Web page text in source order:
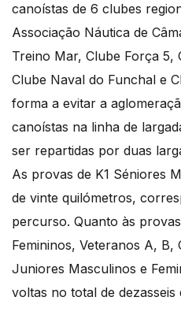
canoístas de 6 clubes
Associação Náutica de
Treino Mar, Clube Força 5,
Clube Naval do Funchal e
forma a evitar a
canoístas na linha de
ser repartidas por duas
As provas de K1 Séniores
de vinte quilómetros,
percurso. Quanto às
Femininos, Veteranos A, B,
Juniores Masculinos e
voltas no total de dezasseis